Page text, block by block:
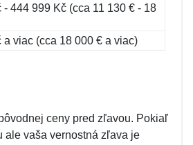
- 444 999 Kč (cca 11 130 € - 18
a viac (cca 18 000 € a viac)
ceny pred zľavou. Pokiaľ
ale vaša vernostná zľava je